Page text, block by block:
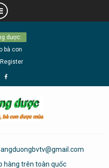
dược:
bà con
Page
hàng trên toàn quốc